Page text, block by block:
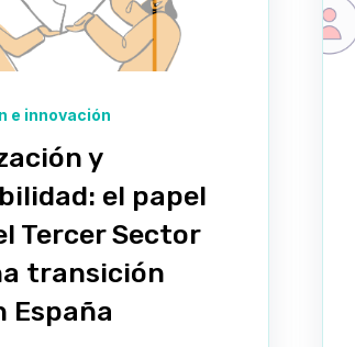
e innovación
y
el papel
Tercer Sector
transición
España